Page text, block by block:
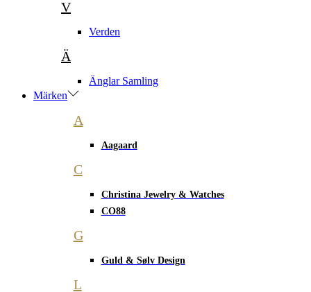
V
Verden
Ä
Änglar Samling
Märken
A
Aagaard
C
Christina Jewelry & Watches
CO88
G
Guld & Sølv Design
L